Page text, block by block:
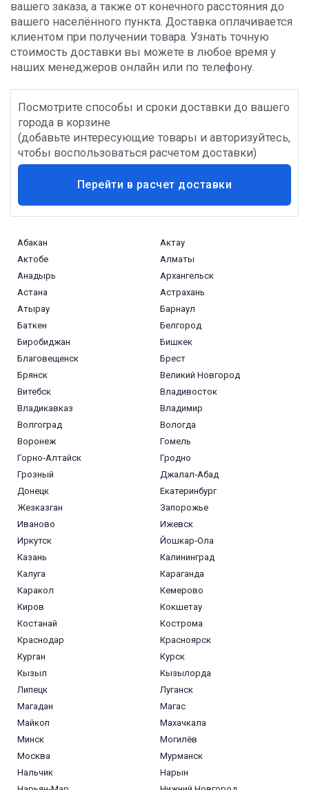
вашего заказа, а также от конечного расстояния до
вашего населённого пункта. Доставка оплачивается
клиентом при получении товара. Узнать точную
стоимость доставки вы можете в любое время у
наших менеджеров онлайн или по телефону.
Посмотрите способы и сроки доставки до вашего
города в корзине
(добавьте интересующие товары и авторизуйтесь,
чтобы воспользоваться расчетом доставки)
Перейти в расчет доставки
Абакан
Актау
Актобе
Алматы
Анадырь
Архангельск
Астана
Астрахань
Атырау
Барнаул
Баткен
Белгород
Биробиджан
Бишкек
Благовещенск
Брест
Брянск
Великий Новгород
Витебск
Владивосток
Владикавказ
Владимир
Волгоград
Вологда
Воронеж
Гомель
Горно‑Алтайск
Гродно
Грозный
Джалал‑Абад
Донецк
Екатеринбург
Жезказган
Запорожье
Иваново
Ижевск
Иркутск
Йошкар‑Ола
Казань
Калининград
Калуга
Караганда
Каракол
Кемерово
Киров
Кокшетау
Костанай
Кострома
Краснодар
Красноярск
Курган
Курск
Кызыл
Кызылорда
Липецк
Луганск
Магадан
Магас
Майкоп
Махачкала
Минск
Могилёв
Москва
Мурманск
Нальчик
Нарын